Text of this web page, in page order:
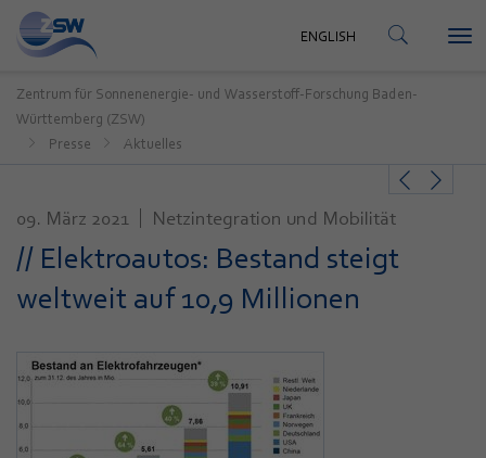
KONTAKT
ENGLISH
Zentrum für Sonnenenergie- und Wasserstoff-Forschung Baden-
Württemberg (ZSW)
Presse
Aktuelles
09. März 2021 Netzintegration und Mobilität
// Elektroautos: Bestand steigt
weltweit auf 10,9 Millionen